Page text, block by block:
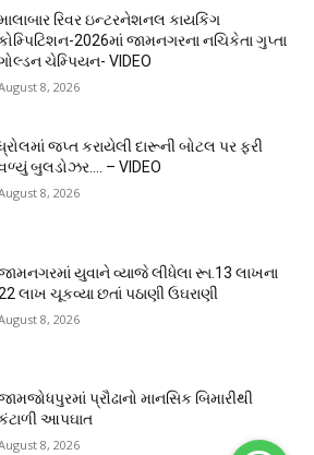
રિવર ઇન્ટરનેશનલ કાયકિંગ
2026માં જામનગરના નચિકેતા ગુપ્તા
ચેમ્પિયન- VIDEO
8, 2026
જપ્ત કરાયેલી દારૂની બોટલ પર ફરી
બુલડોઝર…. – VIDEO
8, 2026
યુવાને વ્યાજે લીધેલા રૂા.13 લાખના
લાખ ચૂકવ્યા છતાં પઠાણી ઉઘરાણી
8, 2026
પ્રૌઢાનો માનસિક બિમારીથી
આપઘાત
8, 2026